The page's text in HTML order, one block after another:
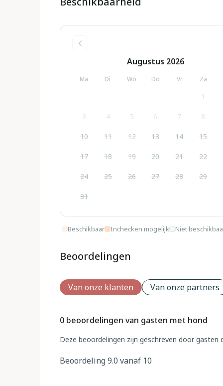
Augustus 2026
Ma Di Wo Do Vr Za
1
3 4 5 6 7 8
10 11 12 13 14 15
17 18 19 20 21 22
24 25 26 27 28 29
31
Beschikbaar Inchecken mogelijk Niet
Beoordelingen
Van onze klanten Van onze partners
0 beoordelingen van gasten met hond
Deze beoordelingen zijn geschreven door
Beoordeling 9.0 vanaf 10